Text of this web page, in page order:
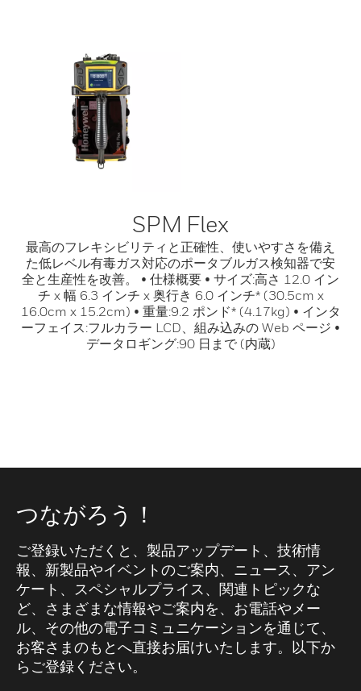
SPM Flex
最高のフレキシビリティと正確性、使いやすさを備え
た低レベル有毒ガス対応のポータブルガス検知器で安
全と生産性を改善。 • 仕様概要 • サイズ:高さ 12.0 イン
チ x 幅 6.3 インチ x 奥行き 6.0 インチ* (30.5cm x
16.0cm x 15.2cm) • 重量:9.2 ポンド* (4.17kg) • インタ
ーフェイス:フルカラー LCD、組み込みの Web ページ •
データロギング:90 日まで (内蔵)
つながろう！
ご登録いただくと、製品アップデート、技術情
報、新製品やイベントのご案内、ニュース、アン
ケート、スペシャルプライス、関連トピックな
ど、さまざまな情報やご案内を、お電話やメー
ル、その他の電子コミュニケーションを通じて、
お客さまのもとへ直接お届けいたします。以下か
らご登録ください。